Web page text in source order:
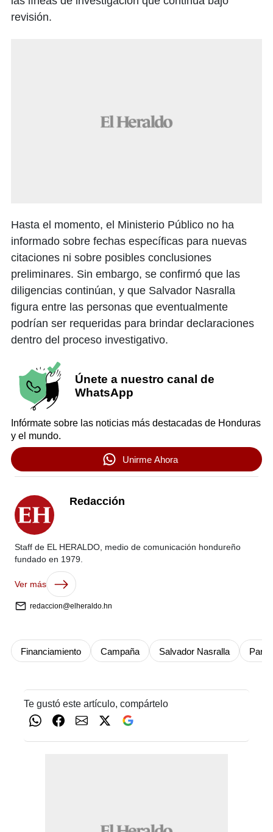
revisión.
Hasta el momento, el Ministerio Público no ha
informado sobre fechas específicas para nuevas
citaciones ni sobre posibles conclusiones
preliminares. Sin embargo, se confirmó que las
diligencias continúan, y que Salvador Nasralla
figura entre las personas que eventualmente
podrían ser requeridas para brindar declaraciones
dentro del proceso investigativo.
Únete a nuestro canal de
WhatsApp
Infórmate sobre las noticias más destacadas de Honduras
y el mundo.
Unirme Ahora
Redacción
Staff de EL HERALDO, medio de comunicación hondureño
fundado en 1979.
Ver más
redaccion@elheraldo.hn
Financiamiento Campaña Salvador Nasralla
Te gustó este artículo, compártelo